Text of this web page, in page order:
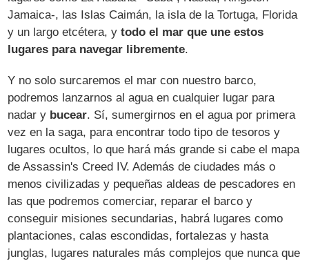
Jamaica-, las Islas Caimán, la isla de la Tortuga, Florida
y un largo etcétera, ytodo el mar que une estos
lugares para navegar libremente.
Y no solo surcaremos el mar con nuestro barco,
podremos lanzarnos al agua en cualquier lugar para
nadar y bucear. Sí, sumergirnos en el agua por primera
vez en la saga, para encontrar todo tipo de tesoros y
lugares ocultos, lo que hará más grande si cabe el mapa
de Assassin's Creed IV. Además de ciudades más o
menos civilizadas y pequeñas aldeas de pescadores en
las que podremos comerciar, reparar el barco y
conseguir misiones secundarias, habrá lugares como
plantaciones, calas escondidas, fortalezas y hasta
junglas, lugares naturales más complejos que nunca que